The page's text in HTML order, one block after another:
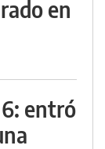
en
entró